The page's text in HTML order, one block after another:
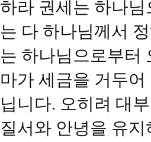
하라 권세는 하나
는 다 하나님께서
는 하나님으로부터
마가 세금을 거두
닙니다. 오히려 대
질서와 안녕을 유